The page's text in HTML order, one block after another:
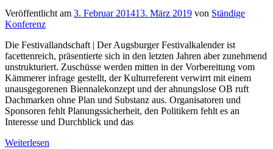
Veröffentlicht am 3. Februar 201413. März 2019 von Ständige
Konferenz
Die Festivallandschaft | Der Augsburger Festivalkalender ist
facettenreich, präsentierte sich in den letzten Jahren aber zunehmend
unstrukturiert. Zuschüsse werden mitten in der Vorbereitung vom
Kämmerer infrage gestellt, der Kulturreferent verwirrt mit einem
unausgegorenen Biennalekonzept und der ahnungslose OB ruft
Dachmarken ohne Plan und Substanz aus. Organisatoren und
Sponsoren fehlt Planungssicherheit, den Politikern fehlt es an
Interesse und Durchblick und das
Weiterlesen